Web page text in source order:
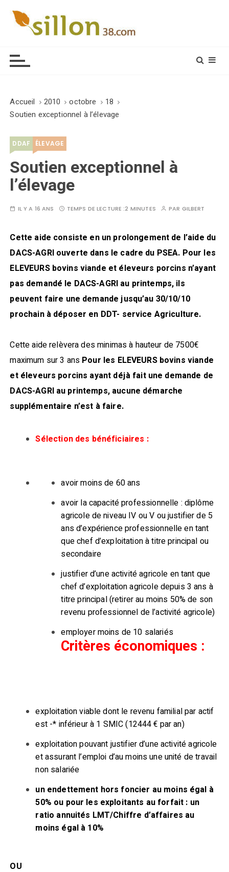
Accueil 2010 octobre
18
Soutien exceptionnel à l’élevage
DDAF ÉLEVAGE
Soutien exceptionnel à
l’élevage
IL Y A 16 ANS TEMPS DE LECTURE :2 MINUTES PAR GILBERT
Cette aide consiste en un prolongement de l’aide du
DACS-AGRI ouverte dans le cadre du PSEA. Pour les
ELEVEURS bovins viande et éleveurs porcins n’ayant
pas demandé le DACS-AGRI au printemps, ils
peuvent faire une demande jusqu’au 30/10/10
prochain à déposer en DDT- service Agriculture.
Cette aide relèvera des minimas à hauteur de 7500€
maximum sur 3 ans Pour les ELEVEURS bovins viande
et éleveurs porcins ayant déjà fait une demande de
DACS-AGRI au printemps, aucune démarche
supplémentaire n’est à faire.
Sélection des bénéficiaires :
avoir moins de 60 ans
avoir la capacité professionnelle : diplôme
agricole de niveau IV ou V ou justifier de 5
ans d’expérience professionnelle en tant
que chef d’exploitation à titre principal ou
secondaire
justifier d’une activité agricole en tant que
chef d’exploitation agricole depuis 3 ans à
titre principal (retirer au moins 50% de son
revenu professionnel de l’activité agricole)
employer moins de 10 salariés
Critères économiques :
exploitation viable dont le revenu familial par actif
est -* inférieur à 1 SMIC (12444 € par an)
exploitation pouvant justifier d’une activité agricole
et assurant l’emploi d’au moins une unité de travail
non salariée
un endettement hors foncier au moins égal à
50% ou pour les exploitants au forfait : un
ratio annuités LMT/Chiffre d’affaires au
moins égal à 10%
OU